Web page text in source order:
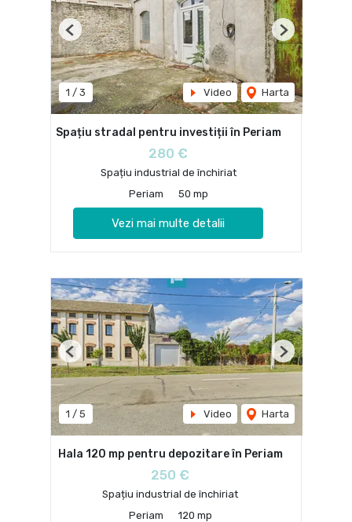
1 / 3 Video Harta
Previous Next
Spațiu stradal pentru investiții în Periam
280 €
Spațiu industrial de închiriat
Periam
50 mp
Vezi mai multe detalii
1 / 5 Video Harta
Previous Next
Hala 120 mp pentru depozitare în Periam
250 €
Spațiu industrial de închiriat
Periam
120 mp